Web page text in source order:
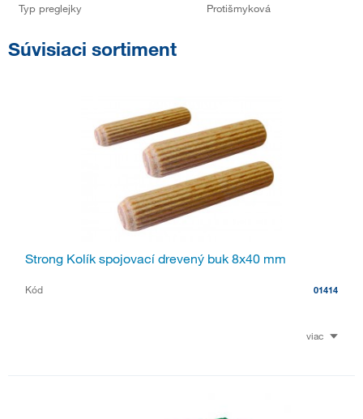
Typ preglejky Protišmyková
Súvisiaci sortiment
Strong Kolík spojovací drevený buk 8x40 mm
Kód 01414
viac